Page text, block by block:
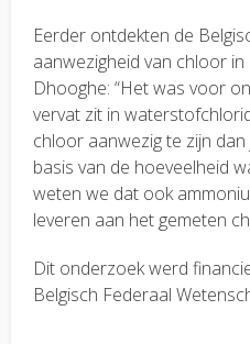
Eerder ontdekten de
aanwezigheid van chloor
Dhooghe: “Het was voor
vervat zit in
chloor aanwezig te zijn
basis van de hoeveelheid
weten we dat ook
leveren aan het gemeten
Dit onderzoek werd
Belgisch Federaal